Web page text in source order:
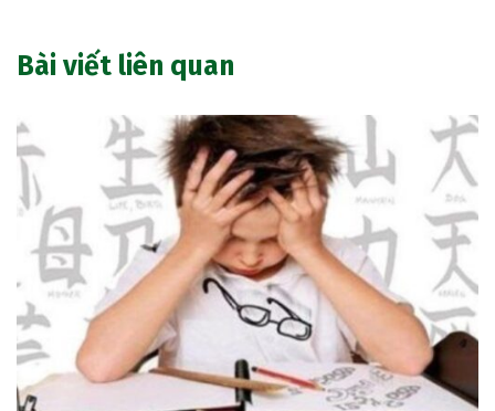
Bài viết liên quan